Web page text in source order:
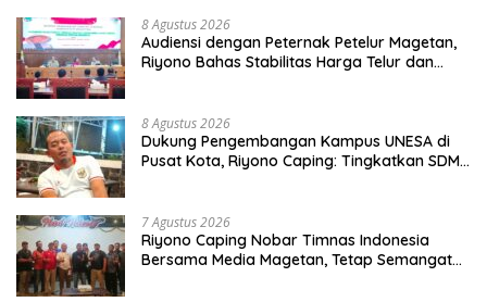
8 Agustus 2026
Audiensi dengan Peternak Petelur Magetan,
Riyono Bahas Stabilitas Harga Telur dan
8 Agustus 2026
Dukung Pengembangan Kampus UNESA di
Pusat Kota, Riyono Caping: Tingkatkan SDM
7 Agustus 2026
Riyono Caping Nobar Timnas Indonesia
Bersama Media Magetan, Tetap Semangat